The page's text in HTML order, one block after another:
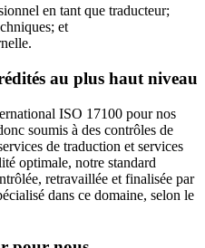
en tant que traducteur;
et
au plus haut niveau
ISO 17100 pour nos
soumis à des contrôles de
de traduction et services
optimale, notre standard
retravaillée et finalisée par
dans ce domaine, selon le